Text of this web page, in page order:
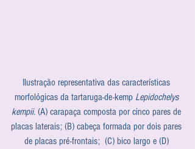
Ilustração representativa das características
morfológicas da tartaruga-de-kemp Lepidochelys
kempii. (A) carapaça composta por cinco pares de
placas laterais; (B) cabeça formada por dois pares
de placas pré-frontais;  (C) bico largo e (D)